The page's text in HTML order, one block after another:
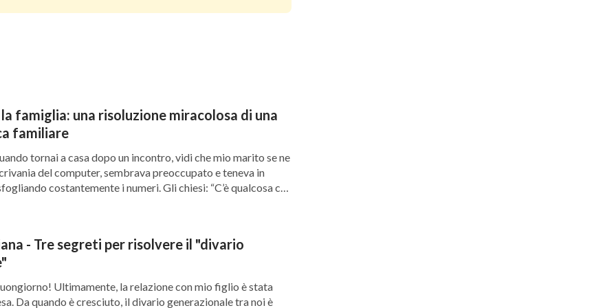
che vengono da Satana. Accettano ciò
e al modo di vivere che Satana ‘concede’
che meno la consapevolezza per opporre
nella carne). Grazie alla rivelazione della
del mondo è uno strumento con cui
sociali per controllarci e ingannarci, ci
e “Cogli l’attimo, perché la vita è breve”.
nostra mente, crediamo che le nostre
e fare attenzione a come ci vestiamo, e
famiglia: una risoluzione miracolosa di una
familiare
tornai a casa dopo un incontro, vidi che mio marito se ne
del computer, sembrava preoccupato e teneva in
costantemente i numeri. Gli chiesi: “C’è qualcosa che
- Tre segreti per risolvere il "divario
Ultimamente, la relazione con mio figlio è stata
Da quando è cresciuto, il divario generazionale tra noi è